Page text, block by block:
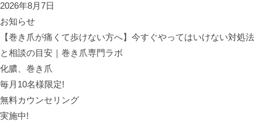
2026年8月7日
お知らせ
【巻き爪が痛くて歩けない方へ】今すぐやってはいけない対処法
と相談の目安｜巻き爪専門ラボ
化膿、巻き爪
毎月10名様限定!
無料カウンセリング
実施中!